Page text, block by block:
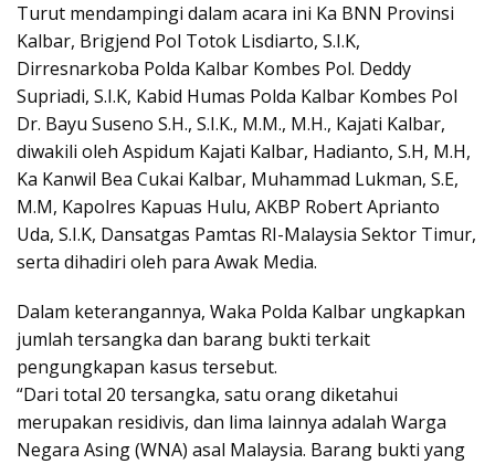
Turut mendampingi dalam acara ini Ka BNN Provinsi
Kalbar, Brigjend Pol Totok Lisdiarto, S.I.K,
Dirresnarkoba Polda Kalbar Kombes Pol. Deddy
Supriadi, S.I.K, Kabid Humas Polda Kalbar Kombes Pol
Dr. Bayu Suseno S.H., S.I.K., M.M., M.H., Kajati Kalbar,
diwakili oleh Aspidum Kajati Kalbar, Hadianto, S.H, M.H,
Ka Kanwil Bea Cukai Kalbar, Muhammad Lukman, S.E,
M.M, Kapolres Kapuas Hulu, AKBP Robert Aprianto
Uda, S.I.K, Dansatgas Pamtas RI-Malaysia Sektor Timur,
serta dihadiri oleh para Awak Media.
Dalam keterangannya, Waka Polda Kalbar ungkapkan
jumlah tersangka dan barang bukti terkait
pengungkapan kasus tersebut.
“Dari total 20 tersangka, satu orang diketahui
merupakan residivis, dan lima lainnya adalah Warga
Negara Asing (WNA) asal Malaysia. Barang bukti yang